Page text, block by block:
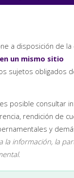
a disposición de
un mismo sitio
sujetos obligados
posible consultar
rendición de
y
la información, la
.